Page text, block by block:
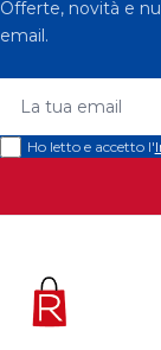
Offerte, novità e
email.
Ho letto e accetto l'